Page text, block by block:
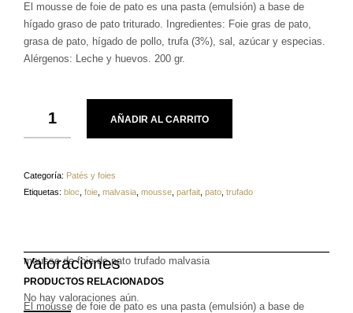
El mousse de foie de pato es una pasta (emulsión) a base de
hígado graso de pato triturado. Ingredientes: Foie gras de pato,
grasa de pato, hígado de pollo, trufa (3%), sal, azúcar y especias.
Alérgenos: Leche y huevos. 200 gr.
AÑADIR AL CARRITO
Categoría: Patés y foies
Etiquetas: bloc foie malvasia mousse parfait pato trufado
mousse de foie de pato trufado malvasia
El mousse de foie de pato es una pasta (emulsión) a base de
Valoraciones
No hay valoraciones aún.
PRODUCTOS RELACIONADOS